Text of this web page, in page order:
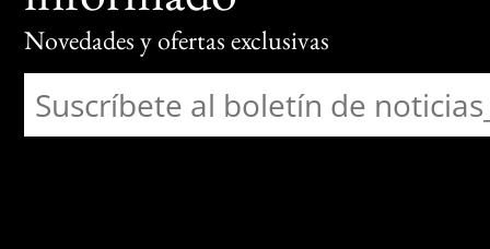
Novedades y ofertas exclusivas